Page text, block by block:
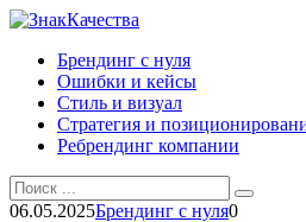
Перейти
контентуБрендинг с нуля
Ошибки и кейсы
Стиль и визуал
Стратегия и
Ребрендинг компании
Search
for:
06.05.2025Брендинг с нуля0